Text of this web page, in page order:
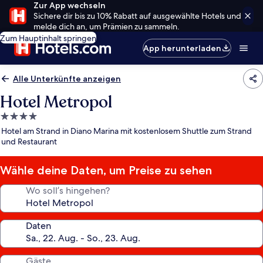
Zur App wechseln
Sichere dir bis zu 10% Rabatt auf ausgewählte Hotels und
melde dich an, um Prämien zu sammeln.
Zum Hauptinhalt springen
App herunterladen
Alle Unterkünfte anzeigen
Hotel Metropol
4.0-
Sterne-
Unterkunft
Hotel am Strand in Diano Marina mit kostenlosem Shuttle zum Strand
und Restaurant
Wähle deine Daten, um Preise zu sehen
Wo soll’s hingehen?
Daten